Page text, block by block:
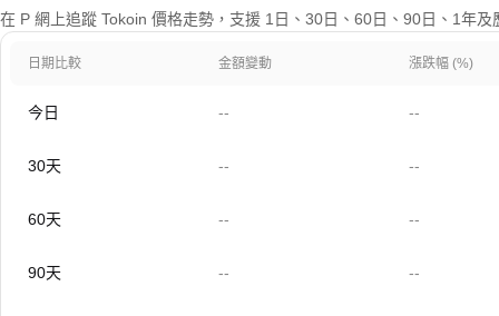
在 P 網上追蹤 Tokoin 價格走勢，支援 1日、30日、60日、90日、1年及
日期比較 金額變動 漲跌幅 (%)
今日 -- --
30天 -- --
60天 -- --
90天 -- --